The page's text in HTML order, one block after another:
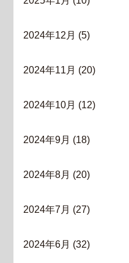
2024年12月 (5)
2024年11月 (20)
2024年10月 (12)
2024年9月 (18)
2024年8月 (20)
2024年7月 (27)
2024年6月 (32)